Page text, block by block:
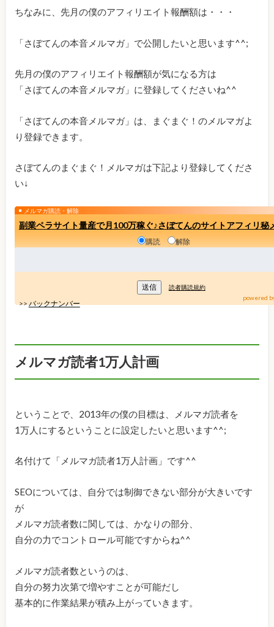
ちなみに、先月の僕のアフィリエイト報酬額は・・・
「さぼてんの本音メルマガ」で公開したいと思います^^;
先月の僕のアフィリエイト報酬額が気になる方は
「さぼてんの本音メルマガ」に登録してくださいね^^
「さぼてんの本音メルマガ」は、まぐまぐ！のメルマガよ
り登録できます。
さぼてんのまぐまぐ！メルマガは下記より登録してくださ
い↓
メルマガ購読・解除
副業ペラサイト量産で月100万稼ぐ♪さぼてんのサイトアフィリ
購読 解除
読者購読規約
>>バックナンバー
powered
メルマガ読者1万人計画
ということで、2013年の僕の目標は、メルマガ読者を
1万人にするということに設定したいと思います^^;
名付けて「メルマガ読者1万人計画」です^^
SEOについては、自分では制御できない部分が大きいです
が
メルマガ読者数に関しては、かなりの部分、
自分の力でコントロール可能ですからね^^
メルマガ読者数というのは、
自分の努力次第で増やすことが可能だし
基本的に作業結果が積み上がっていきます。